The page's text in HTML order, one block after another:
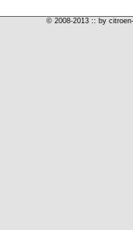
© 2008-2013 :: by